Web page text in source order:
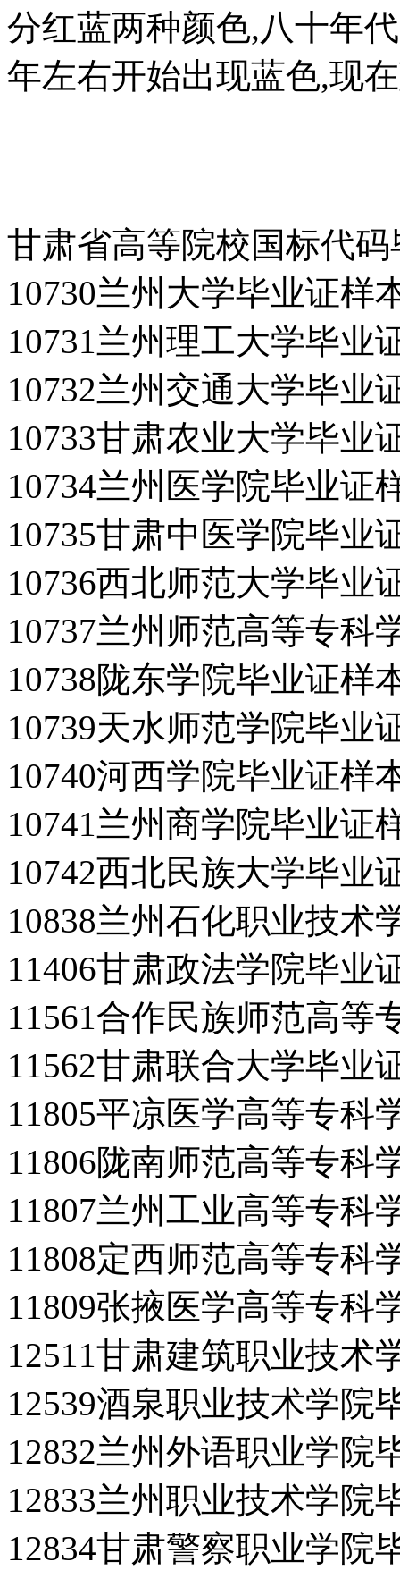
分红蓝两种颜色,八十年
年左右开始出现蓝色,现
甘肃省高等院校国标代
10730兰州大学毕业证样
10731兰州理工大学毕业
10732兰州交通大学毕业
10733甘肃农业大学毕业
10734兰州医学院毕业证
10735甘肃中医学院毕业
10736西北师范大学毕业
10737兰州师范高等专科
10738陇东学院毕业证样
10739天水师范学院毕业
10740河西学院毕业证样
10741兰州商学院毕业证
10742西北民族大学毕业
10838兰州石化职业技术
11406甘肃政法学院毕业
11561合作民族师范高等
11562甘肃联合大学毕业
11805平凉医学高等专科
11806陇南师范高等专科
11807兰州工业高等专科
11808定西师范高等专科
11809张掖医学高等专科
12511甘肃建筑职业技术
12539酒泉职业技术学院
12832兰州外语职业学院
12833兰州职业技术学院
12834甘肃警察职业学院